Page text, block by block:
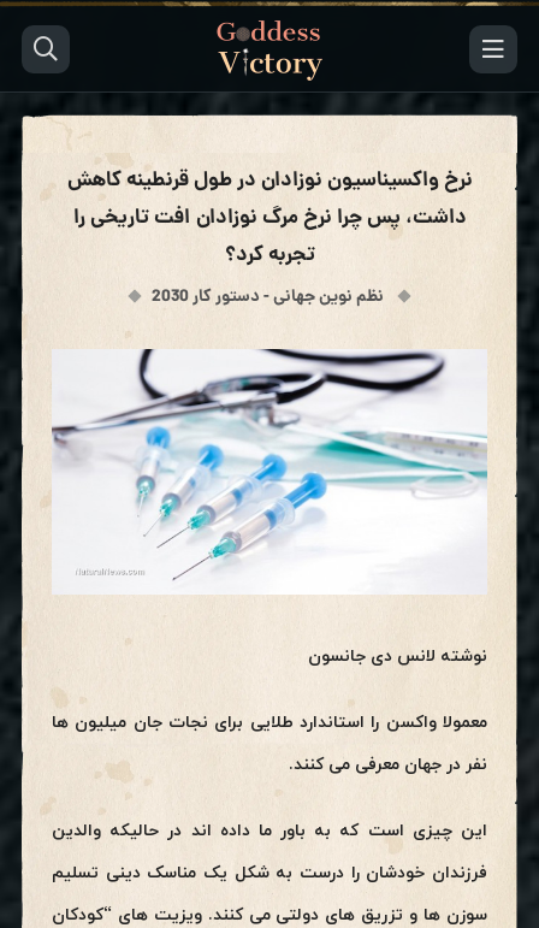
نرخ واکسیناسیون نوزادان در طول قرنطینه کاهش
داشت، پس چرا نرخ مرگ نوزادان افت تاریخی را
تجربه کرد؟
نظم نوین جهانی - دستور کار 2030
نوشته لانس دی جانسون
معمولا واکسن را استاندارد طلایی برای نجات جان میلیون ها
نفر در جهان معرفی می کنند.
این چیزی است که به باور ما داده اند در حالیکه والدین
فرزندان خودشان را درست به شکل یک مناسک دینی تسلیم
سوزن ها و تزریق های دولتی می کنند. ویزیت های “کودکان